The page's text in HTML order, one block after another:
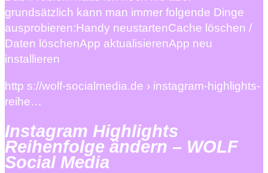
grundsätzlich kann man immer folgende Dinge
ausprobieren:Handy neustartenCache löschen /
Daten löschenApp aktualisierenApp neu
installieren
http s://wolf-socialmedia.de › instagram-highlights-
reihe…
Instagram Highlights
Reihenfolge ändern – WOLF
Social Media